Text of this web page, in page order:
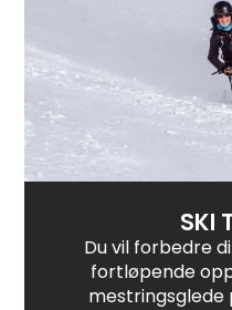
SKI
Du vil forbedre
fortløpende
mestringsglede